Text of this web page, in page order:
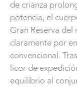
de crianza
potencia, el
Gran Reserva
claramente por
convencional.
licor de
equilibrio al